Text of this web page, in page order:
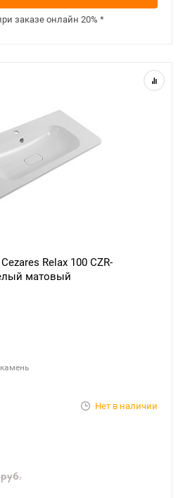
заказе онлайн 20% *
Relax 100 CZR-
матовый
Нет в наличии
руб.